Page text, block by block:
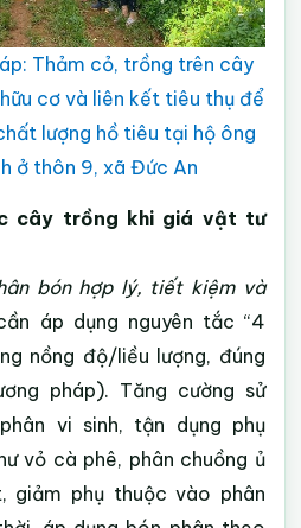
Thảm cỏ, trồng trên cây
cơ và liên kết tiêu thụ để
lượng hồ tiêu tại hộ ông
ở thôn 9, xã Đức An
cây trồng khi giá vật tư
bón hợp lý, tiết kiệm và
áp dụng nguyên tắc “4
nồng độ/liều lượng, đúng
pháp). Tăng cường sử
vi sinh, tận dụng phụ
vỏ cà phê, phân chuồng ủ
phụ thuộc vào phân